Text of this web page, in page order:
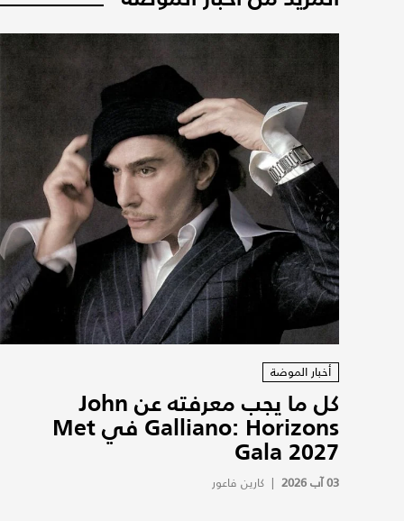
أخبار الموضة
كل ما يجب معرفته عن John
Galliano: Horizons في Met
Gala 2027
03 آب 2026 | كارين فاعور